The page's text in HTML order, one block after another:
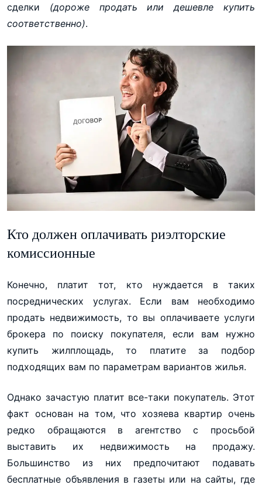
сделки (дороже продать или дешевле купить
соответственно).
Кто должен оплачивать риэлторские
комиссионные
Конечно, платит тот, кто нуждается в таких
посреднических услугах. Если вам необходимо
продать недвижимость, то вы оплачиваете услуги
брокера по поиску покупателя, если вам нужно
купить жилплощадь, то платите за подбор
подходящих вам по параметрам вариантов жилья.
Однако зачастую платит все-таки покупатель. Этот
факт основан на том, что хозяева квартир очень
редко обращаются в агентство с просьбой
выставить их недвижимость на продажу.
Большинство из них предпочитают подавать
бесплатные объявления в газеты или на сайты, где